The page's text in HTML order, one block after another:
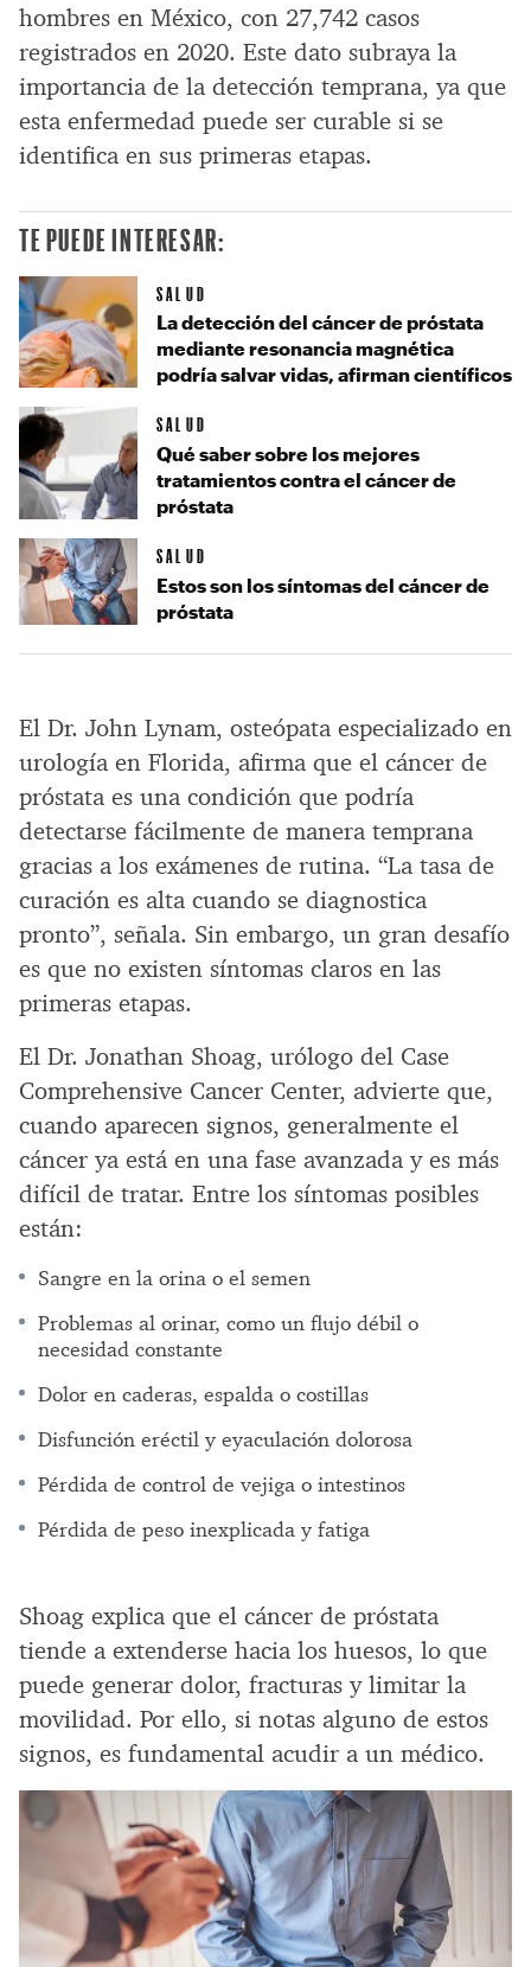
hombres en México, con 27,742 casos
registrados en 2020. Este dato subraya la
importancia de la detección temprana, ya que
esta enfermedad puede ser curable si se
identifica en sus primeras etapas.
El Dr. John Lynam, osteópata especializado en
urología en Florida, afirma que el cáncer de
próstata es una condición que podría
detectarse fácilmente de manera temprana
gracias a los exámenes de rutina. “La tasa de
curación es alta cuando se diagnostica
pronto”, señala. Sin embargo, un gran desafío
es que no existen síntomas claros en las
primeras etapas.
El Dr. Jonathan Shoag, urólogo del Case
Comprehensive Cancer Center, advierte que,
cuando aparecen signos, generalmente el
cáncer ya está en una fase avanzada y es más
difícil de tratar. Entre los síntomas posibles
están:
Sangre en la orina o el semen
Problemas al orinar, como un flujo débil o
necesidad constante
Dolor en caderas, espalda o costillas
Disfunción eréctil y eyaculación dolorosa
Pérdida de control de vejiga o intestinos
Pérdida de peso inexplicada y fatiga
Shoag explica que el cáncer de próstata
tiende a extenderse hacia los huesos, lo que
puede generar dolor, fracturas y limitar la
movilidad. Por ello, si notas alguno de estos
signos, es fundamental acudir a un médico.
TE PUEDE INTERESAR:
SALUD
La detección del cáncer de próstata
mediante resonancia magnética
podría salvar vidas, afirman científicos
SALUD
Qué saber sobre los mejores
tratamientos contra el cáncer de
próstata
SALUD
Estos son los síntomas del cáncer de
próstata